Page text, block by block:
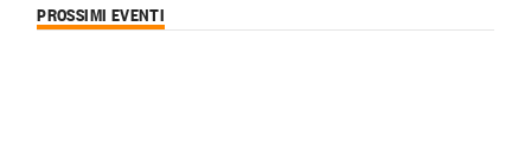
PROSSIMI EVENTI